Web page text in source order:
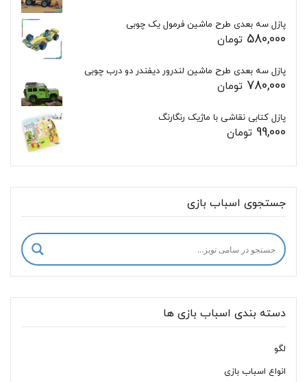
پازل سه بعدی طرح ماشین فرمول یک چوبی
580,000 تومان
پازل سه بعدی طرح ماشین لندرور دیفندر دو درب چوبی
780,000 تومان
پازل کتابی نقاشی با ماژیک رنگارنگ
99,000 تومان
جستجوی اسباب بازی
دسته بندی اسباب بازی ها
لگو
انواع اسباب بازی